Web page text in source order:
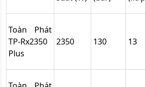
Toàn Phát
TP-Rx2350
Plus
2350 130 13